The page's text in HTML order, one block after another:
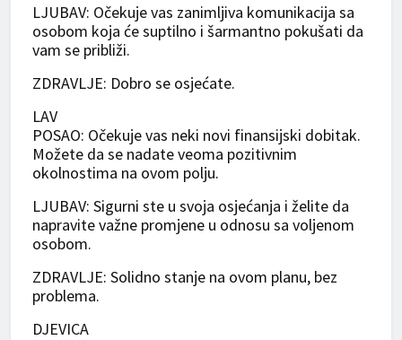
LJUBAV: Očekuje vas zanimljiva komunikacija sa
osobom koja će suptilno i šarmantno pokušati da
vam se približi.
ZDRAVLJE: Dobro se osjećate.
LAV
POSAO: Očekuje vas neki novi finansijski dobitak.
Možete da se nadate veoma pozitivnim
okolnostima na ovom polju.
LJUBAV: Sigurni ste u svoja osjećanja i želite da
napravite važne promjene u odnosu sa voljenom
osobom.
ZDRAVLJE: Solidno stanje na ovom planu, bez
problema.
DJEVICA